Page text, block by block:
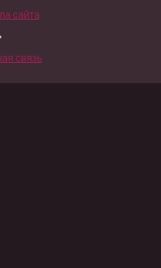
сайта
связь